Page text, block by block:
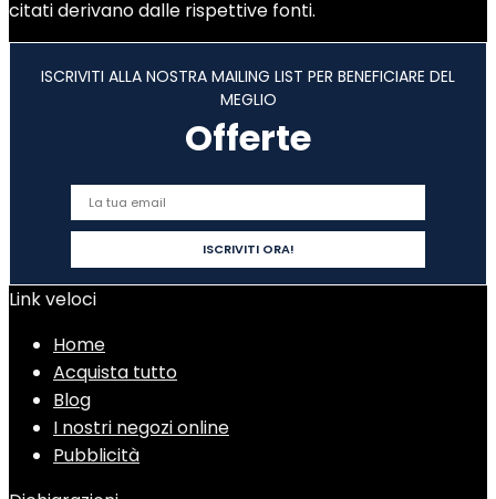
citati derivano dalle rispettive fonti.
ISCRIVITI ALLA NOSTRA MAILING LIST PER BENEFICIARE DEL
MEGLIO
Offerte
Link veloci
Home
Acquista tutto
Blog
I nostri negozi online
Pubblicità